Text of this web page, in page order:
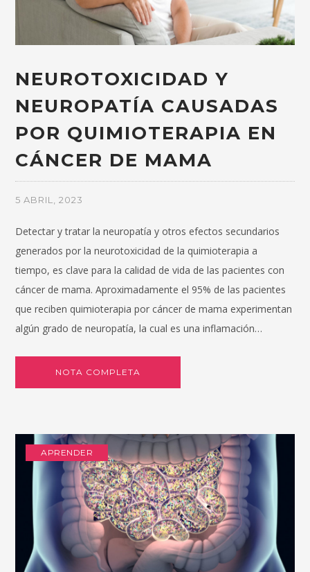
NEUROTOXICIDAD Y
NEUROPATÍA CAUSADAS
POR QUIMIOTERAPIA EN
CÁNCER DE MAMA
5 ABRIL, 2023
Detectar y tratar la neuropatía y otros efectos secundarios
generados por la neurotoxicidad de la quimioterapia a
tiempo, es clave para la calidad de vida de las pacientes con
cáncer de mama. Aproximadamente el 95% de las pacientes
que reciben quimioterapia por cáncer de mama experimentan
algún grado de neuropatía, la cual es una inflamación…
NOTA COMPLETA
APRENDER